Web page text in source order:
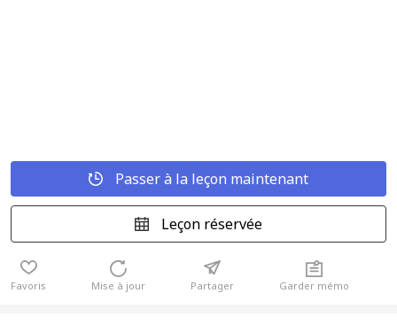
Passer à la leçon maintenant
Leçon réservée
Favoris Mise à jour Partager Garder mémo